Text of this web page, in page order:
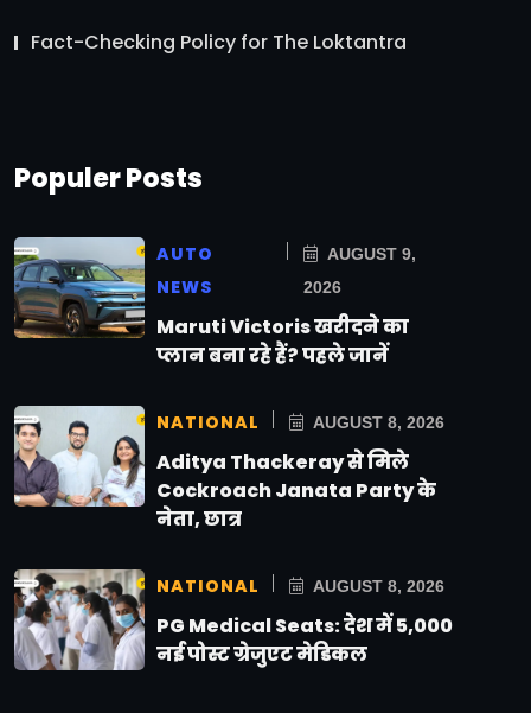
Fact-Checking Policy for The Loktantra
Populer Posts
AUTO
NEWS
AUGUST 9,
2026
Maruti Victoris खरीदने का
प्लान बना रहे हैं? पहले जानें
NATIONAL AUGUST 8, 2026
Aditya Thackeray से मिले
Cockroach Janata Party के
नेता, छात्र
NATIONAL AUGUST 8, 2026
PG Medical Seats: देश में 5,000
नई पोस्ट ग्रेजुएट मेडिकल